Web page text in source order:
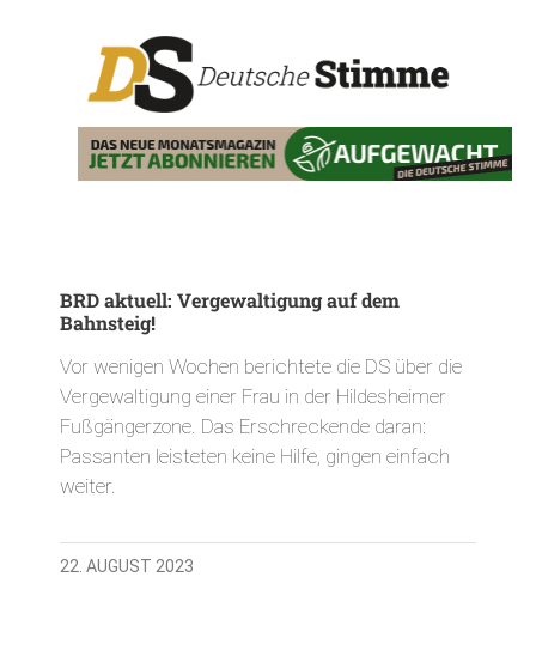
BRD aktuell: Vergewaltigung auf dem
Bahnsteig!
Vor wenigen Wochen berichtete die DS über die
Vergewaltigung einer Frau in der Hildesheimer
Fußgängerzone. Das Erschreckende daran:
Passanten leisteten keine Hilfe, gingen einfach
weiter.
22. AUGUST 2023